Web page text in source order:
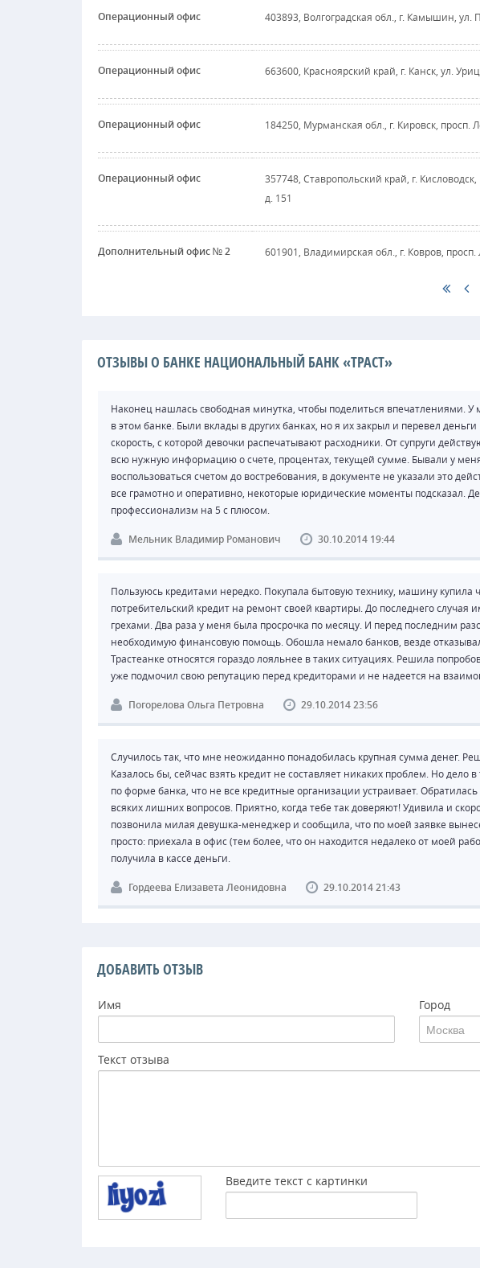
Операционный офис 403893, Волгоградская обл., г. Камышин, ул.
Операционный офис 663600, Красноярский край, г. Канск, ул.
Операционный офис 184250, Мурманская обл., г. Кировск, просп.
Операционный офис
357748, Ставропольский край, г.
д. 151
Дополнительный офис № 2 601901, Владимирская обл., г. Ковров,
ОТЗЫВЫ О БАНКЕ НАЦИОНАЛЬНЫЙ БАНК «ТРАСТ»
Наконец нашлась свободная минутка, чтобы поделиться впечатлениями. У
в этом банке. Были вклады в других банках, но я их закрыл и перевел
скорость, с которой девочки распечатывают расходники. От супруги
всю нужную информацию о счете, процентах, текущей сумме. Бывали у
воспользоваться счетом до востребования, в документе не указали это
все грамотно и оперативно, некоторые юридические моменты подсказал.
профессионализм на 5 с плюсом.
Мельник Владимир Романович 30.10.2014 19:44
Пользуюсь кредитами нередко. Покупала бытовую технику, машину купила
потребительский кредит на ремонт своей квартиры. До последнего
грехами. Два раза у меня была просрочка по месяцу. И перед последним
необходимую финансовую помощь. Обошла немало банков, везде
Трастеанке относятся гораздо лояльнее в таких ситуациях. Решила
уже подмочил свою репутацию перед кредиторами и не надеется на
Погорелова Ольга Петровна 29.10.2014 23:56
Случилось так, что мне неожиданно понадобилась крупная сумма денег.
Казалось бы, сейчас взять кредит не составляет никаких проблем. Но дело
по форме банка, что не все кредитные организации устраивает.
всяких лишних вопросов. Приятно, когда тебе так доверяют! Удивила и
позвонила милая девушка-менеджер и сообщила, что по моей заявке
просто: приехала в офис (тем более, что он находится недалеко от моей
получила в кассе деньги.
Гордеева Елизавета Леонидовна 29.10.2014 21:43
ДОБАВИТЬ ОТЗЫВ
Имя Город
Москва
Текст отзыва
Введите текст с картинки